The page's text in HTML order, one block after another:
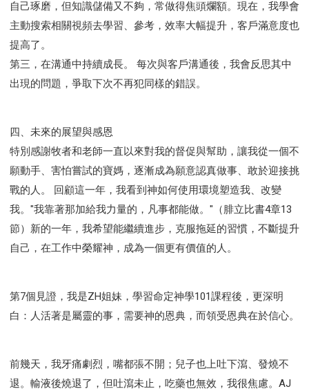
自己琢磨，但知識儲備又不夠，常做得焦頭爛額。現在，我學會
主動搜索相關視頻去學習、參考，效率大幅提升，客戶滿意度也
提高了。
第三，在溝通中持續成長。 每次與客戶溝通後，我會反思其中
出現的問題，爭取下次不再犯同樣的錯誤。
四、未來的展望與感恩
特別感謝牧者和老師一直以來對我的督促與幫助，讓我從一個不
願動手、害怕嘗試的寶媽，逐漸成為願意認真做事、敢於迎接挑
戰的人。 回顧這一年，我看到神如何使用環境塑造我、改變
我。"我靠著那加給我力量的，凡事都能做。"（腓立比書4章13
節）新的一年，我希望能繼續進步，克服拖延的習慣，不斷提升
自己，在工作中榮耀神，成為一個更有價值的人。
第7個見證，我是ZH姐妹，學習命定神學101課程後，更深明
白：人活著是屬靈的事，需要神的恩典，而領受恩典在於信心。
前幾天，我牙痛劇烈，嘴都張不開；兒子也上吐下瀉、發燒不
退。輸液後燒退了，但吐瀉未止，吃藥也無效，我很焦慮。AJ